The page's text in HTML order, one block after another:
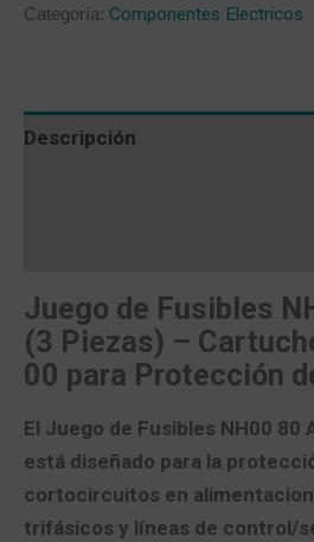
Categoría: Componentes Electricos
Descripción
Juego de Fusibles
(3 Piezas) –
00 para Protección
El Juego de Fusibles NH00 80
está diseñado para la
cortocircuitos en
trifásicos y líneas de control/